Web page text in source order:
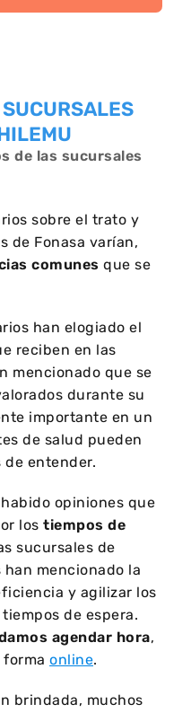
de las sucursales
sobre el trato y
de Fonasa varían,
comunes que se
han elogiado el
reciben en las
mencionado que se
durante su
importante en un
de salud pueden
entender.
opiniones que
los tiempos de
sucursales de
han mencionado la
y agilizar los
de espera.
agendar hora,
online.
brindada, muchos